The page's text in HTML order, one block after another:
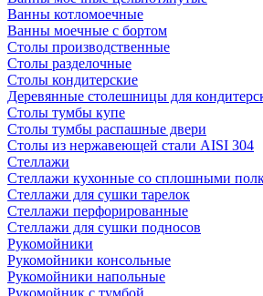
Ванны котломоечные
Ванны моечные с бортом
Столы производственные
Столы разделочные
Столы кондитерские
Деревянные столешницы для
Столы тумбы купе
Столы тумбы распашные двери
Столы из нержавеющей стали AISI 304
Стеллажи
Стеллажи кухонные со сплошными
Стеллажи для сушки тарелок
Стеллажи перфорированные
Стеллажи для сушки подносов
Рукомойники
Рукомойники консольные
Рукомойники напольные
Рукомойник с тумбой